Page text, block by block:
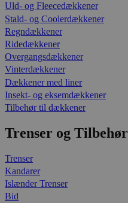
Uld- og Fleecedækkener
Stald- og Coolerdækkener
Regndækkener
Ridedækkener
Overgangsdækkener
Vinterdækkener
Dækkener med liner
Insekt- og eksemdækkener
Tilbehør til dækkener
Trenser og Tilbehør
Trenser
Kandarer
Islænder Trenser
Bid